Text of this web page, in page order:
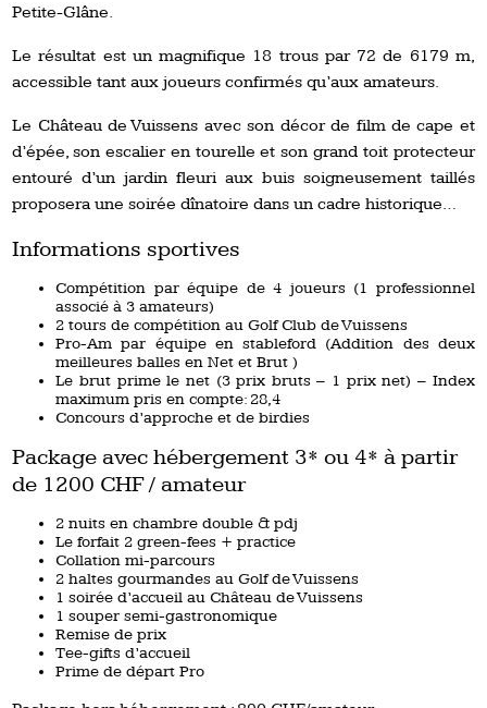
Petite-Glâne.
Le résultat est un magnifique 18 trous par 72 de 6179 m,
accessible tant aux joueurs confirmés qu’aux amateurs.
Le Château de Vuissens avec son décor de film de cape et
d’épée, son escalier en tourelle et son grand toit protecteur
entouré d’un jardin fleuri aux buis soigneusement taillés
proposera une soirée dînatoire dans un cadre historique…
Informations sportives
Compétition par équipe de 4 joueurs (1 professionnel
associé à 3 amateurs)
2 tours de compétition au Golf Club de Vuissens
Pro-Am par équipe en stableford (Addition des deux
meilleures balles en Net et Brut )
Le brut prime le net (3 prix bruts – 1 prix net) – Index
maximum pris en compte: 28,4
Concours d’approche et de birdies
Package avec hébergement 3* ou 4* à partir
de 1200 CHF / amateur
2 nuits en chambre double & pdj
Le forfait 2 green-fees + practice
Collation mi-parcours
2 haltes gourmandes au Golf de Vuissens
1 soirée d’accueil au Château de Vuissens
1 souper semi-gastronomique
Remise de prix
Tee-gifts d’accueil
Prime de départ Pro